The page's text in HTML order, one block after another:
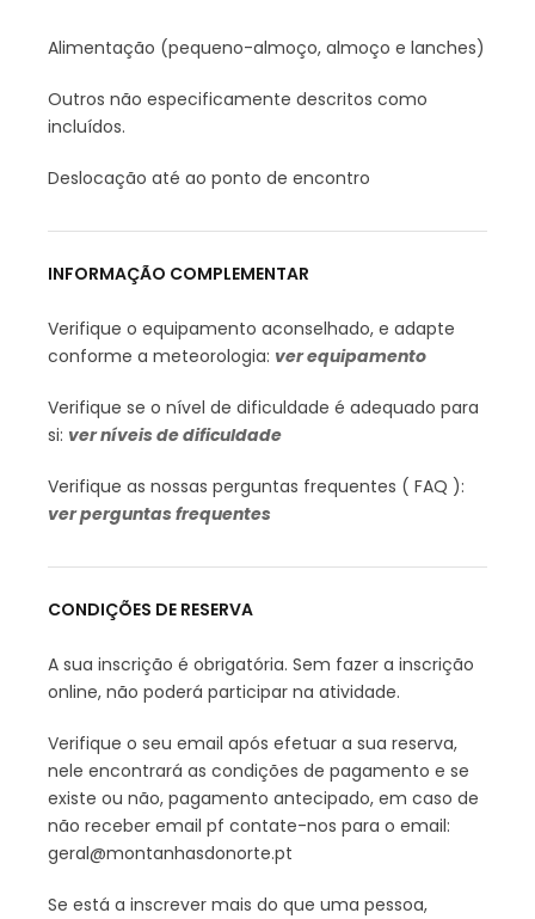
Alimentação (pequeno-almoço, almoço e lanches)
Outros não especificamente descritos como
incluídos.
Deslocação até ao ponto de encontro
INFORMAÇÃO COMPLEMENTAR
Verifique o equipamento aconselhado, e adapte
conforme a meteorologia: ver equipamento
Verifique se o nível de dificuldade é adequado para
si: ver níveis de dificuldade
Verifique as nossas perguntas frequentes ( FAQ ):
ver perguntas frequentes
CONDIÇÕES DE RESERVA
A sua inscrição é obrigatória. Sem fazer a inscrição
online, não poderá participar na atividade.
Verifique o seu email após efetuar a sua reserva,
nele encontrará as condições de pagamento e se
existe ou não, pagamento antecipado, em caso de
não receber email pf contate-nos para o email:
geral@montanhasdonorte.pt
Se está a inscrever mais do que uma pessoa,